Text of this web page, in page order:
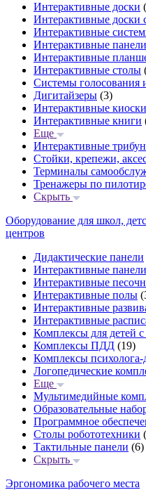
Интерактивные доски
Интерактивные доски
Интерактивные
Интерактивные панели
Интерактивные
Интерактивные столы
Системы голосования
Дигитайзеры (3)
Интерактивные киоски
Интерактивные книги
Еще
Интерактивные
Стойки, крепежи,
Терминалы
Тренажеры по
Скрыть
Оборудование для школ,
центров
Дидактические панели
Интерактивные
Интерактивные
Интерактивные полы
Интерактивные
Интерактивные
Комплексы для детей
Комплексы ПДД (19)
Комплексы психолога-
Логопедические
Еще
Мультимедийные
Образовательные
Программное
Столы робототехники
Тактильные панели (6)
Скрыть
Эргономика рабочего места